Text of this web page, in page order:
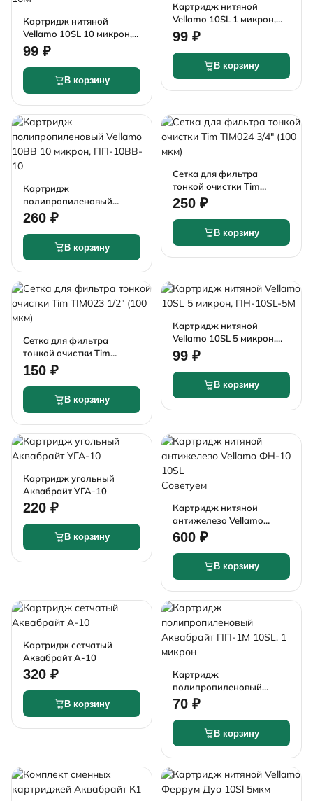
Картридж нитяной
Vellamo 10SL 10 микрон,
ПН-10SL-10М
99 ₽
В корзину
Картридж нитяной
Vellamo 10SL 1 микрон,
ПН-10SL-1М
99 ₽
В корзину
Картридж
полипропиленовый
Vellamo 10BB 10 микрон,
ПП-10BB-10
260 ₽
В корзину
Сетка для фильтра
тонкой очистки Tim
TIM024 3/4" (100 мкм)
250 ₽
В корзину
Сетка для фильтра
тонкой очистки Tim
TIM023 1/2" (100 мкм)
150 ₽
В корзину
Картридж нитяной
Vellamo 10SL 5 микрон,
ПН-10SL-5М
99 ₽
В корзину
Картридж угольный
Аквабрайт УГА-10
220 ₽
В корзину
Советуем
Картридж нитяной
антижелезо Vellamo
ФН-10 10SL
600 ₽
В корзину
Картридж сетчатый
Аквабрайт A-10
320 ₽
В корзину
Картридж
полипропиленовый
Аквабрайт ПП-1М 10SL, 1
микрон
70 ₽
В корзину